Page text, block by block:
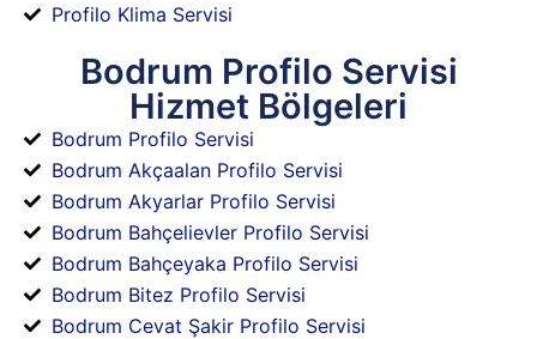
Profilo Klima Servisi
Bodrum Profilo Servisi
Hizmet Bölgeleri
Bodrum Profilo Servisi
Bodrum Akçaalan Profilo Servisi
Bodrum Akyarlar Profilo Servisi
Bodrum Bahçelievler Profilo Servisi
Bodrum Bahçeyaka Profilo Servisi
Bodrum Bitez Profilo Servisi
Bodrum Cevat Şakir Profilo Servisi